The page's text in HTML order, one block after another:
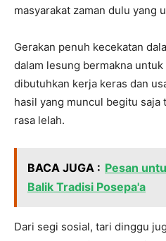
masyarakat zaman dulu yang
Gerakan penuh kecekatan
dalam lesung bermakna
dibutuhkan kerja keras dan
hasil yang muncul begitu saja
rasa lelah.
BACA JUGA : Pesan
Balik Tradisi Posepa'a
Dari segi sosial, tari dinggu